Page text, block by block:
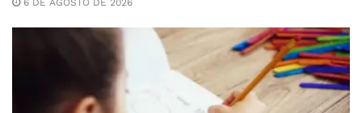
6 DE AGOSTO DE 2026